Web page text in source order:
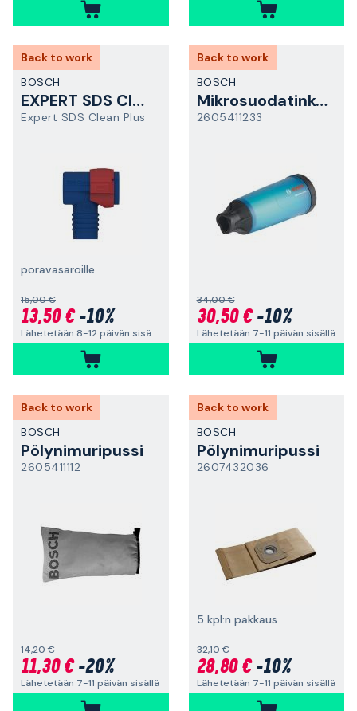
Back to work
BOSCH
EXPERT SDS Clean plus -liitin
Expert SDS Clean Plus
poravasaroille
15,00 €
13,50 €-10%
Lähetetään 8-12 päivän sisällä
Back to work
BOSCH
Mikrosuodatinkotelo
2605411233
34,00 €
30,50 €-10%
Lähetetään 7-11 päivän sisällä
Back to work
BOSCH
Pölynimuripussi
2605411112
14,20 €
11,30 €-20%
Lähetetään 7-11 päivän sisällä
Back to work
BOSCH
Pölynimuripussi
2607432036
5 kpl:n pakkaus
32,10 €
28,80 €-10%
Lähetetään 7-11 päivän sisällä